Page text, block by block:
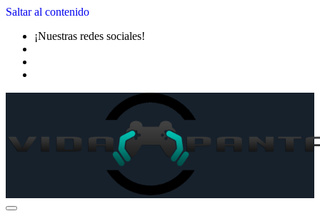
Saltar al contenido
¡Nuestras redes sociales!